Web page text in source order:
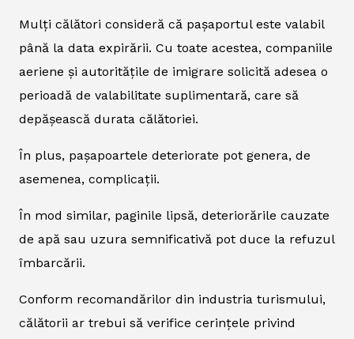
Mulți călători consideră că pașaportul este valabil
până la data expirării. Cu toate acestea, companiile
aeriene și autoritățile de imigrare solicită adesea o
perioadă de valabilitate suplimentară, care să
depășească durata călătoriei.
În plus, pașapoartele deteriorate pot genera, de
asemenea, complicații.
În mod similar, paginile lipsă, deteriorările cauzate
de apă sau uzura semnificativă pot duce la refuzul
îmbarcării.
Conform recomandărilor din industria turismului,
călătorii ar trebui să verifice cerințele privind